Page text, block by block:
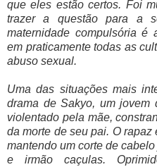
que eles estão certos. Foi
trazer a questão para a
maternidade compulsória é
em praticamente todas as
abuso sexual.
Uma das situações mais
drama de Sakyo, um jovem
violentado pela mãe,
da morte de seu pai. O
mantendo um corte de
e irmão caçulas.